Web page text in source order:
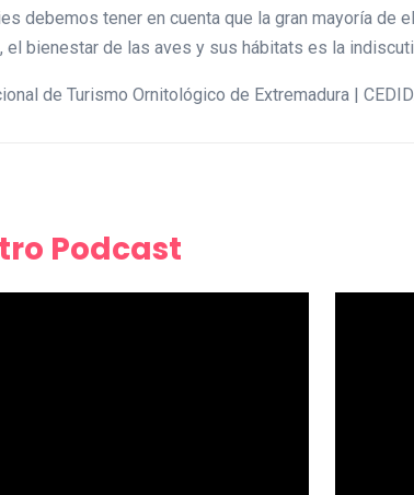
debemos tener en cuenta que la gran mayoría
el bienestar de las aves y sus hábitats es la
de Turismo Ornitológico de Extremadura |
Podcast